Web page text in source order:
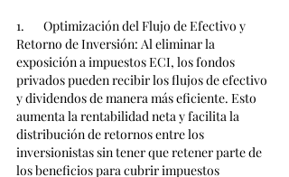
1.       Optimización del Flujo de Efectivo y
Retorno de Inversión: Al eliminar la
exposición a impuestos ECI, los fondos
privados pueden recibir los flujos de efectivo
y dividendos de manera más eficiente. Esto
aumenta la rentabilidad neta y facilita la
distribución de retornos entre los
inversionistas sin tener que retener parte de
los beneficios para cubrir impuestos